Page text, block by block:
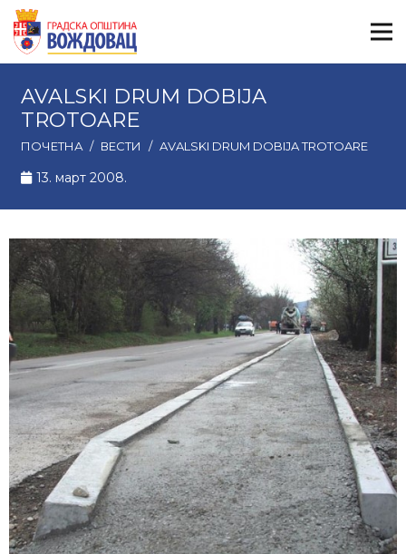
AVALSKI DRUM DOBIJA
TROTOARE
ПОЧЕТНА / ВЕСТИ / AVALSKI DRUM DOBIJA TROTOARE
13. март 2008.